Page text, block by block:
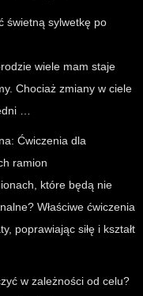
świetną sylwetkę po
wiele mam staje
Chociaż zmiany w ciele
…
Ćwiczenia dla
ramion
które będą nie
Właściwe ćwiczenia
poprawiając siłę i kształt
w zależności od celu?